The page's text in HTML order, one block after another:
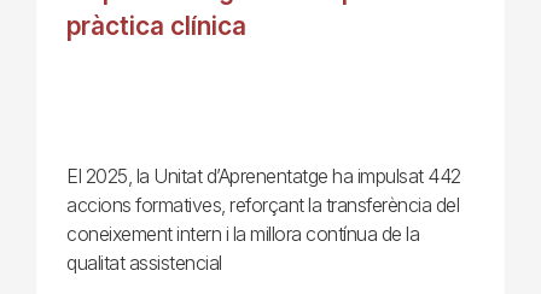
pràctica clínica
El 2025, la Unitat d’Aprenentatge ha impulsat 442
accions formatives, reforçant la transferència del
coneixement intern i la millora contínua de la
qualitat assistencial